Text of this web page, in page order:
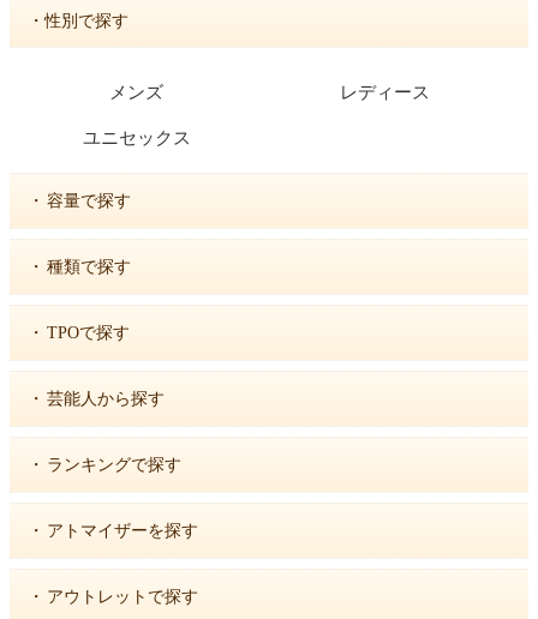
・性別で探す
メンズ レディース
ユニセックス
・ 容量で探す
・ 種類で探す
・ TPOで探す
・ 芸能人から探す
・ ランキングで探す
・ アトマイザーを探す
・ アウトレットで探す